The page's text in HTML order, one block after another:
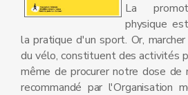
La
physique
la pratique d'un sport. Or,
du vélo, constituent des activités
même de procurer notre dose de
recommandé par l'Organisation